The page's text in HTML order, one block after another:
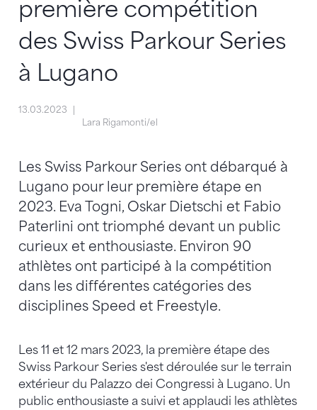
première compétition
des Swiss Parkour Series
à Lugano
13.03.2023
Lara Rigamonti/el
Les Swiss Parkour Series ont débarqué à
Lugano pour leur première étape en
2023. Eva Togni, Oskar Dietschi et Fabio
Paterlini ont triomphé devant un public
curieux et enthousiaste. Environ 90
athlètes ont participé à la compétition
dans les différentes catégories des
disciplines Speed et Freestyle.
Les 11 et 12 mars 2023, la première étape des
Swiss Parkour Series s'est déroulée sur le terrain
extérieur du Palazzo dei Congressi à Lugano. Un
public enthousiaste a suivi et applaudi les athlètes